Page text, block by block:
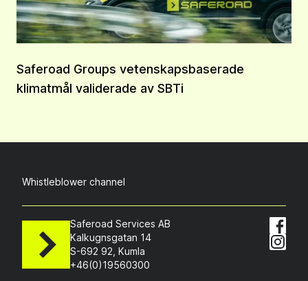
Saferoad Groups vetenskapsbaserade
klimatmål validerade av SBTi
Whistleblower channel
Saferoad Services AB
Kalkugnsgatan 14
S-692 92, Kumla
+46(0)19560300